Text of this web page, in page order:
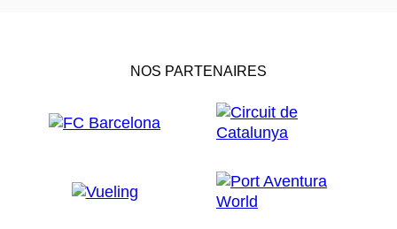
NOS PARTENAIRES